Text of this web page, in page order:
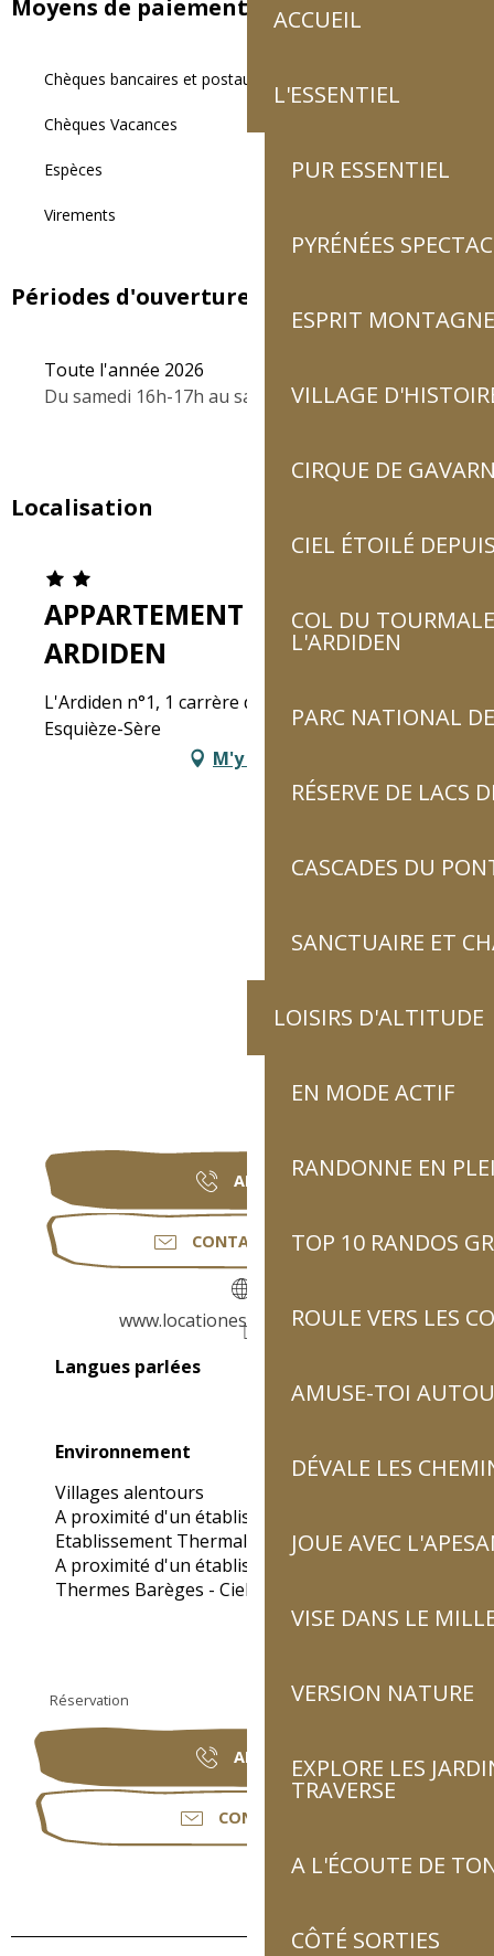
ACCUEIL
L'ESSENTIEL
PUR ESSENTIEL
PYRÉNÉES
ESPRIT MONTAGNE
VILLAGE
CIRQUE DE
CIEL ÉTOILÉ
COL DU
L'ARDIDEN
PARC NATIONAL
RÉSERVE DE LACS
CASCADES DU
SANCTUAIRE ET
LOISIRS D'ALTITUDE
EN MODE ACTIF
RANDONNE EN
TOP 10 RANDOS
ROULE VERS LES
AMUSE-TOI
DÉVALE LES
JOUE AVEC
VISE DANS LE
VERSION NATURE
EXPLORE LES
TRAVERSE
A L'ÉCOUTE DE
CÔTÉ SORTIES
Moyens de paiement
Chèques bancaires et postaux
Chèques Vacances
Espèces
Virements
Périodes d'ouverture
Toute l'année 2026
Du samedi 16h-17h au samedi 9h -10h.
Localisation
APPARTEMENT MAISON
ARDIDEN
L'Ardiden n°1, 1 carrère deths Palanquet, 65120
Esquièze-Sère
M'y rendre
APPELER
CONTACTEZ-NOUS
www.locationesquiezesere.com
Langues parlées
Langues parlées
Environnement
Environnement
Villages alentours
A proximité d'un établissement thermal :
Etablissement Thermal : Luzéa (2.6km)
A proximité d'un établissement thermal :
Thermes Barèges - Cieléo
Réservation
APPELER
CONTACTER